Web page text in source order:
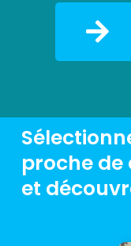
proche de
et